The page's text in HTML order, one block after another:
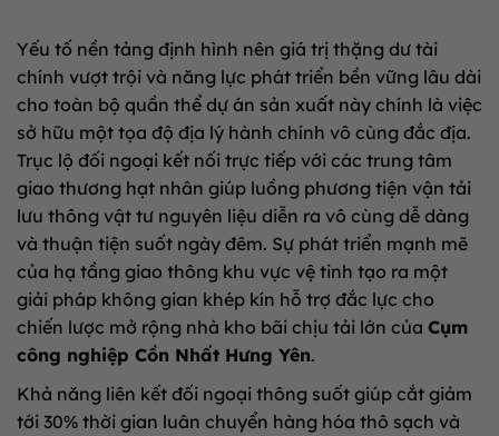
Yếu tố nền tảng định hình nên giá trị thặng dư tài
chính vượt trội và năng lực phát triển bền vững lâu dài
cho toàn bộ quần thể dự án sản xuất này chính là việc
sở hữu một tọa độ địa lý hành chính vô cùng đắc địa.
Trục lộ đối ngoại kết nối trực tiếp với các trung tâm
giao thương hạt nhân giúp luồng phương tiện vận tải
lưu thông vật tư nguyên liệu diễn ra vô cùng dễ dàng
và thuận tiện suốt ngày đêm. Sự phát triển mạnh mẽ
của hạ tầng giao thông khu vực vệ tinh tạo ra một
giải pháp không gian khép kín hỗ trợ đắc lực cho
chiến lược mở rộng nhà kho bãi chịu tải lớn của Cụm
công nghiệp Cồn Nhất Hưng Yên.
Khả năng liên kết đối ngoại thông suốt giúp cắt giảm
tới 30% thời gian luân chuyển hàng hóa thô sạch và